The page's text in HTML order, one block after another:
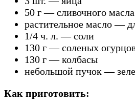
50 г — сливочного масла
растительное масло —
1/4 ч. л. — соли
130 г — соленых
130 г — колбасы
небольшой пучок —
Как приготовить: